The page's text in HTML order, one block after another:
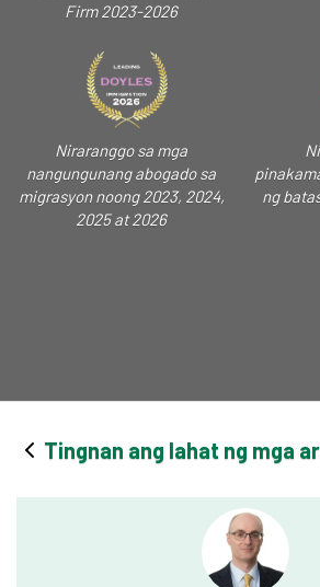
Firm 2023-2026
Niraranggo sa mga
nangungunang abogado sa
migrasyon noong 2023, 2024,
2025 at 2026
ng
Tingnan ang lahat ng mga